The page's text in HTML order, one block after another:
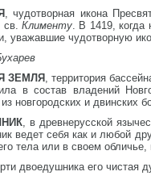
, чудотворная икона
св.Клименту. В 1419, когда
уважавшие чудотворную
ЗЕМЛЯ , территория
в состав владений
новгородских и двинских
, в древнерусской
ведет себя как и любой
тела или в своем
двоедушника его чистая